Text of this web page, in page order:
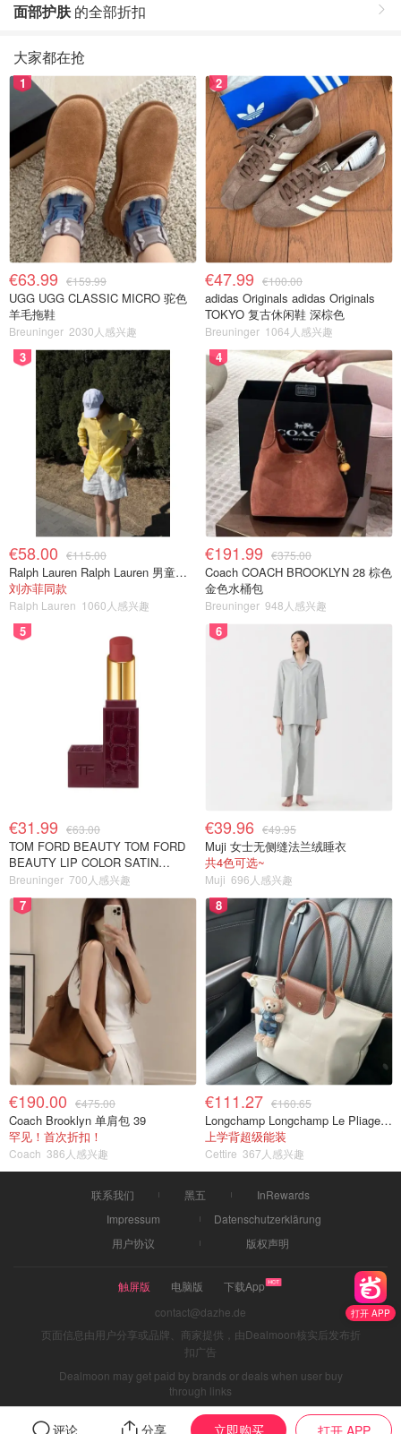
面部护肤的全部折扣
打开 APP
评论 分享 立即购买 打开 APP
大家都在抢
1
€63.99 €159.99
UGG UGG CLASSIC MICRO 驼色
羊毛拖鞋
Breuninger 2030人感兴趣
2
€47.99 €100.00
adidas Originals adidas Originals
TOKYO 复古休闲鞋 深棕色
Breuninger 1064人感兴趣
3
€58.00 €115.00
Ralph Lauren Ralph Lauren 男童亚麻衬衫
刘亦菲同款
Ralph Lauren 1060人感兴趣
4
€191.99 €375.00
Coach COACH BROOKLYN 28 棕色
金色水桶包
Breuninger 948人感兴趣
5
€31.99 €63.00
TOM FORD BEAUTY TOM FORD
BEAUTY LIP COLOR SATIN
MATTE 裸玫瑰口红
Breuninger 700人感兴趣
6
€39.96 €49.95
Muji 女士无侧缝法兰绒睡衣
共4色可选~
Muji 696人感兴趣
7
€190.00 €475.00
Coach Brooklyn 单肩包 39
罕见！首次折扣！
Coach 386人感兴趣
8
€111.27 €160.65
Longchamp Longchamp Le Pliage 大号手提包
上学背超级能装
Cettire 367人感兴趣
联系我们 黑五
InRewards
Impressum
Datenschutzerklärung
用户协议
版权声明
触屏版 电脑版
下载App
contact@dazhe.de
页面信息由用户分享或品牌、商家提供，由Dealmoon核实后发布折
扣广告
Dealmoon may get paid by brands or deals when user buy
through links